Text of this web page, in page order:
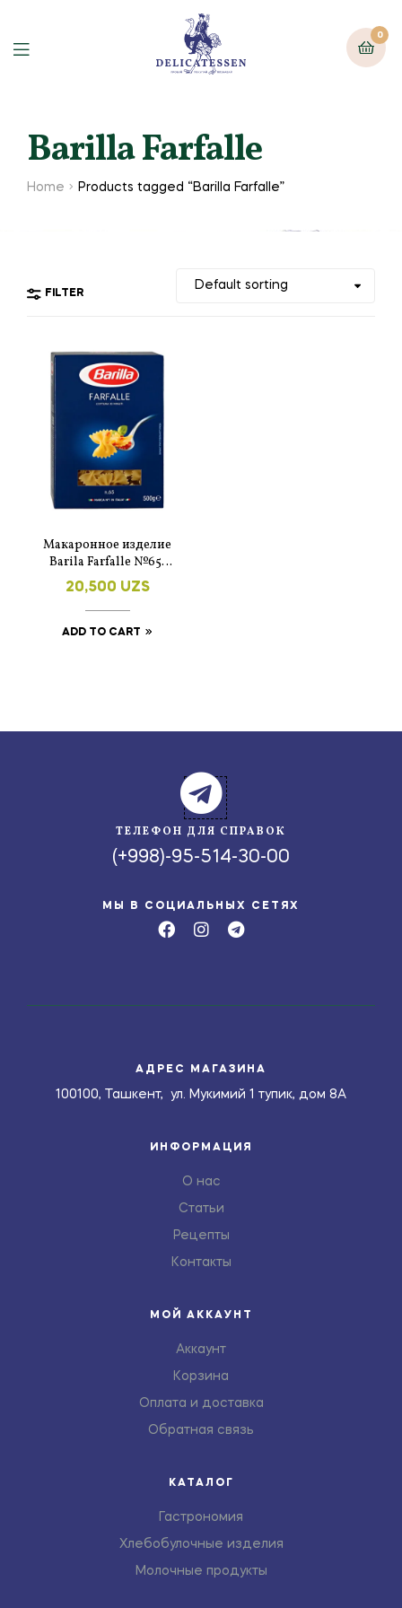
0
Barilla Farfalle
Home Products tagged “Barilla Farfalle”
FILTER
Макаронное изделие
Barila Farfalle №65,
500г
20,500 UZS
ADD TO CART
ТЕЛЕФОН ДЛЯ СПРАВОК
(+998)-95-514-30-00
МЫ В СОЦИАЛЬНЫХ СЕТЯХ
АДРЕС МАГАЗИНА
100100, Ташкент, ул. Мукимий 1 тупик, дом 8А
ИНФОРМАЦИЯ
О нас
Статьи
Рецепты
Контакты
МОЙ АККАУНТ
Аккаунт
Корзина
Оплата и доставка
Обратная связь
КАТАЛОГ
Гастрономия
Хлебобулочные изделия
Молочные продукты